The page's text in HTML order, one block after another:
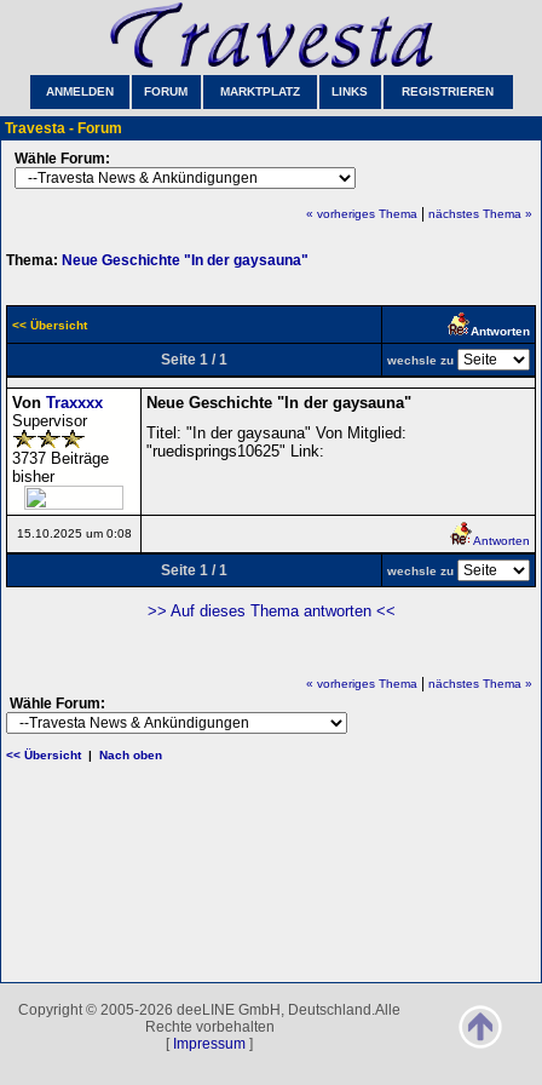
ANMELDEN FORUM MARKTPLATZ LINKS REGISTRIEREN
Travesta - Forum
Wähle Forum:
« vorheriges Thema nächstes Thema »
Thema: Neue Geschichte "In der gaysauna"
<< Übersicht Antworten
Seite 1 / 1 wechsle zu
Von Traxxxx
Supervisor
3737 Beiträge
bisher
Neue Geschichte "In der gaysauna"
Titel: "In der gaysauna" Von Mitglied:
"ruedisprings10625" Link:
15.10.2025 um 0:08
Antworten
Seite 1 / 1 wechsle zu
>> Auf dieses Thema antworten <<
« vorheriges Thema nächstes Thema »
Wähle Forum:
<< Übersicht| Nach oben
Copyright © 2005-2026 deeLINE GmbH, Deutschland.Alle
Rechte vorbehalten
[ Impressum ]